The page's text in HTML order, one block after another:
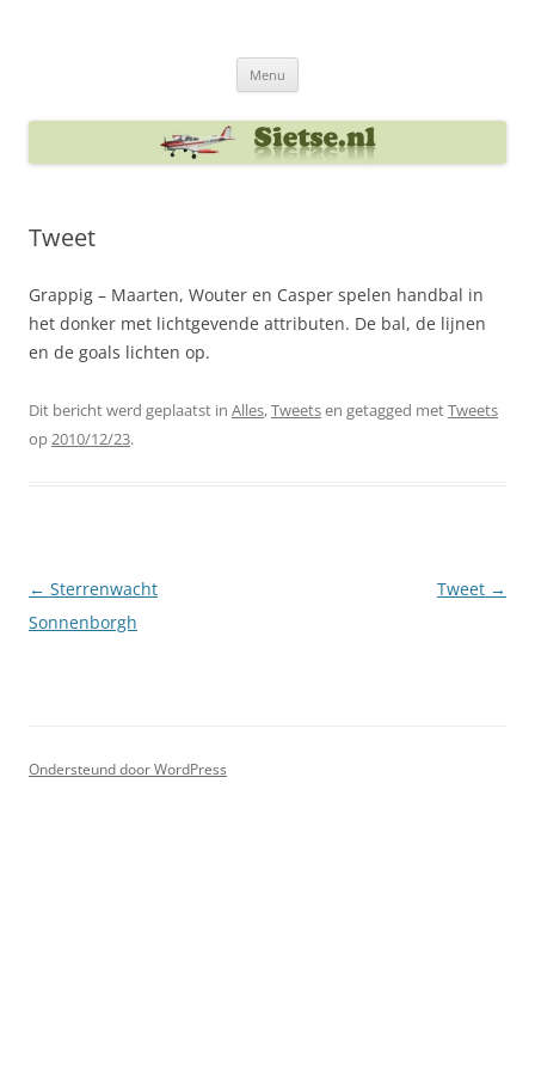
Menu
Tweet
Grappig – Maarten, Wouter en Casper spelen handbal in
het donker met lichtgevende attributen. De bal, de lijnen
en de goals lichten op.
Dit bericht werd geplaatst in Alles,Tweetsen getagged metTweets
op2010/12/23.
Berichtnavigatie
← Sterrenwacht
Sonnenborgh
Tweet →
Ondersteund door WordPress